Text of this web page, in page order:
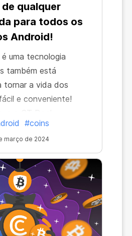
qualquer
para todos os
Android!
uma tecnologia
também está
tornar a vida dos
e conveniente!
tornou disponível
para todos os
Agora, o
tem mais algumas
#coins
março de 2024